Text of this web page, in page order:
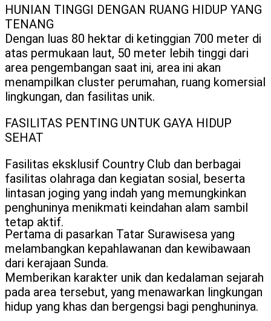
HUNIAN TINGGI DENGAN RUANG HIDUP YANG
TENANG
Dengan luas 80 hektar di ketinggian 700 meter di
atas permukaan laut, 50 meter lebih tinggi dari
area pengembangan saat ini, area ini akan
menampilkan cluster perumahan, ruang komersial
lingkungan, dan fasilitas unik.
FASILITAS PENTING UNTUK GAYA HIDUP
SEHAT
Fasilitas eksklusif Country Club dan berbagai
fasilitas olahraga dan kegiatan sosial, beserta
lintasan joging yang indah yang memungkinkan
penghuninya menikmati keindahan alam sambil
tetap aktif.
Pertama di pasarkan Tatar Surawisesa yang
melambangkan kepahlawanan dan kewibawaan
dari kerajaan Sunda.
Memberikan karakter unik dan kedalaman sejarah
pada area tersebut, yang menawarkan lingkungan
hidup yang khas dan bergengsi bagi penghuninya.